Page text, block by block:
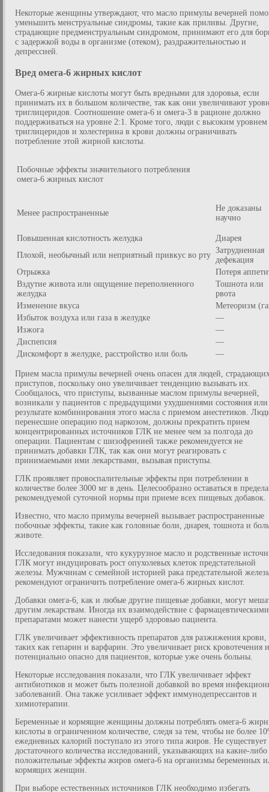
Некоторые женщины утверждают, что масло примулы вечерней
уменьшить менструальные синдромы, такие как приливы. Другие,
страдающие предменструальным синдромом, принимают его для
с задержкой воды в организме (отеком), раздражительностью и
депрессией.
Вред омега-6 жирных кислот
Омега-6 жирные кислоты могут быть вредными для здоровья, если
принимать их в большом количестве, так как они увеличивают
триглицеридов. Соотношение омега-6 и омега-3 в рационе должно
поддерживаться на уровне 2:1. Кроме того, люди с высоким уровнем
триглицеридов и холестерина в крови должны ограничивать
потребление этой жирной кислоты.
Побочные эффекты значительного потребления
омега-6 жирных кислот
Менее распространенные
Не доказаны
научно
Повышенная кислотность желудка
Диарея
Плохой, необычный или неприятный привкус во рту
Затрудненная
дефекация
Отрыжка
Потеря
Вздутие живота или ощущение переполненного
желудка
Тошнота или
рвота
Изменение вкуса
Метеоризм
Избыток воздуха или газа в желудке
—
Изжога
—
Диспепсия
—
Дискомфорт в желудке, расстройство или боль
—
Прием масла примулы вечерней очень опасен для людей,
приступов, поскольку оно увеличивает тенденцию вызывать их.
Сообщалось, что приступы, вызванные маслом примулы вечерней,
возникали у пациентов с предыдущими ухудшениями состояния
результате комбинирования этого масла с приемом анестетиков.
перенесшие операцию под наркозом, должны прекратить прием
концентрированных источников ГЛК не менее чем за полгода до
операции. Пациентам с шизофренией также рекомендуется не
принимать добавки ГЛК, так как они могут реагировать с
принимаемыми ими лекарствами, вызывая приступы.
ГЛК проявляет провоспалительные эффекты при потреблении в
количестве более 3000 мг в день. Целесообразно оставаться в
рекомендуемой суточной нормы при приеме всех пищевых добавок.
Известно, что масло примулы вечерней вызывает распространенные
побочные эффекты, такие как головные боли, диарея, тошнота и
животе.
Исследования показали, что кукурузное масло и родственные
ГЛК могут индуцировать рост опухолевых клеток предстательной
железы. Мужчинам с семейной историей рака предстательной
рекомендуют ограничить потребление омега-6 жирных кислот.
Добавки омега-6, как и любые другие пищевые добавки, могут
другим лекарствам. Иногда их взаимодействие с фармацевтическими
препаратами может нанести ущерб здоровью пациента.
ГЛК увеличивает эффективность препаратов для разжижения крови,
таких как гепарин и варфарин. Это увеличивает риск кровотечения и
потенциально опасно для пациентов, которые уже очень больны.
Некоторые исследования показали, что ГЛК увеличивает эффект
антибиотиков и может быть полезной добавкой во время
заболеваний. Она также усиливает эффект иммунодепрессантов и
химиотерапии.
Беременные и кормящие женщины должны потреблять омега-6
кислоты в ограниченном количестве, следя за тем, чтобы не более
ежедневных калорий поступало из этого типа жиров. Не существует
достаточного количества исследований, указывающих на какие-либо
положительные эффекты жиров омега-6 на организмы беременных
кормящих женщин.
При выборе естественных источников ГЛК необходимо избегать